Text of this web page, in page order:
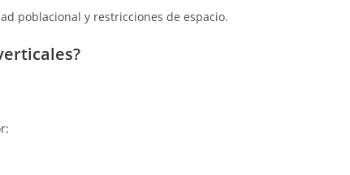
poblacional y restricciones de espacio.